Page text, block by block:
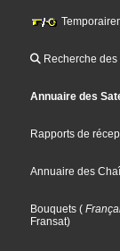
Recherche
Annuaire des
Rapports de
Annuaire des
Bouquets (
Fransat)